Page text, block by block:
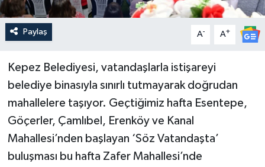
Paylaş A- A+
Kepez Belediyesi, vatandaşlarla istişareyi
belediye binasıyla sınırlı tutmayarak doğrudan
mahallelere taşıyor. Geçtiğimiz hafta Esentepe,
Göçerler, Çamlıbel, Erenköy ve Kanal
Mahallesi’nden başlayan ‘Söz Vatandaşta’
buluşması bu hafta Zafer Mahallesi’nde
Spor